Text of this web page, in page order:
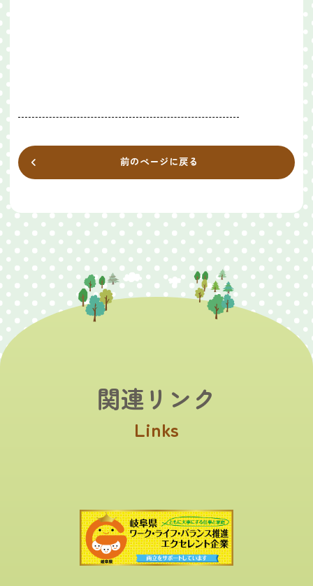
前のページに戻る
関連リンク
Links